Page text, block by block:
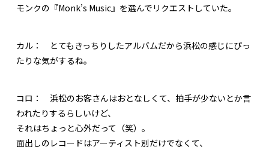
モンクの『Monk’s Music』を選んでリクエストしていた。
カル： とてもきっちりしたアルバムだから浜松の感じにぴっ
たりな気がするね。
コロ： 浜松のお客さんはおとなしくて、拍手が少ないとか言
われたりするらしいけど、
それはちょっと心外だって（笑）。
面出しのレコードはアーティスト別だけでなくて、